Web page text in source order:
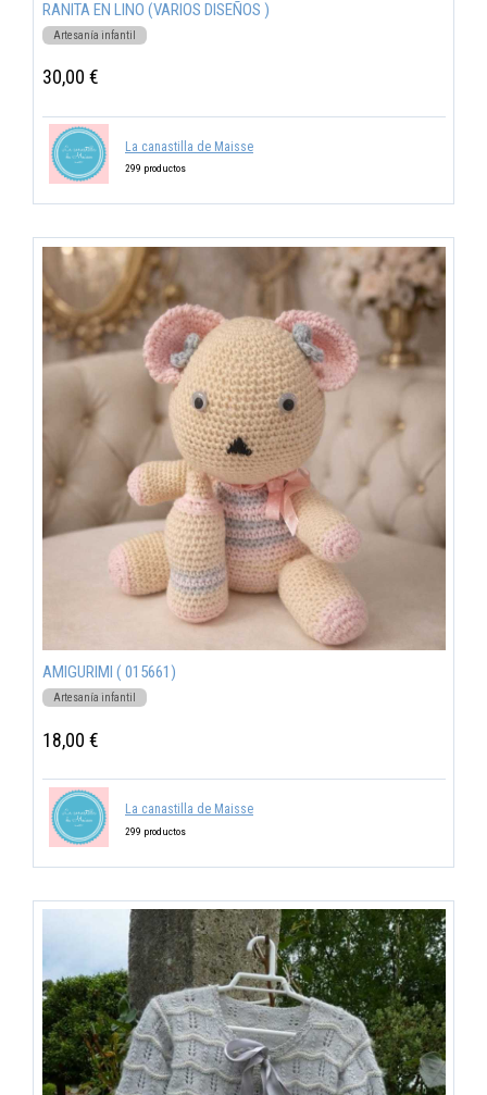
RANITA EN LINO (VARIOS DISEÑOS )
Artesanía infantil
30,00 €
La canastilla de Maisse
299 productos
AMIGURIMI ( 015661)
Artesanía infantil
18,00 €
La canastilla de Maisse
299 productos